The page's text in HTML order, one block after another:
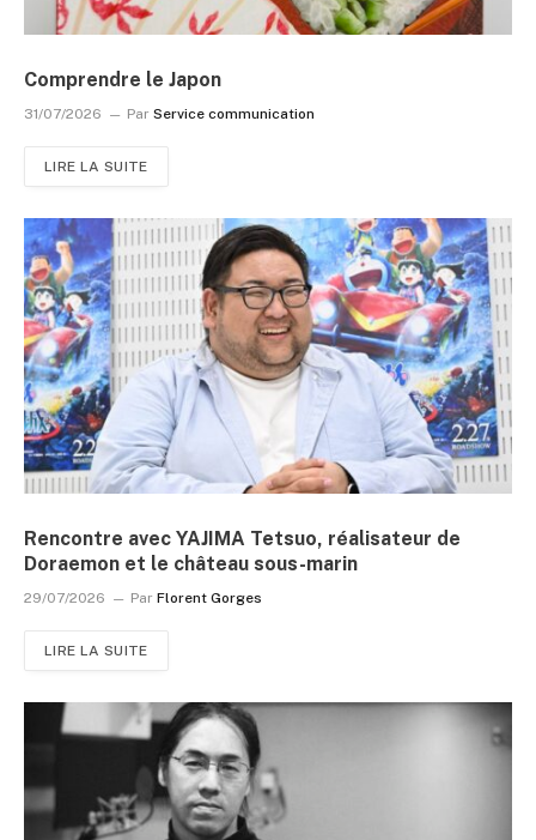
Comprendre le Japon
31/07/2026 Par Service communication
LIRE LA SUITE
Rencontre avec YAJIMA Tetsuo, réalisateur de
Doraemon et le château sous-marin
29/07/2026 Par Florent Gorges
LIRE LA SUITE